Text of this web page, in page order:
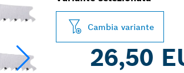
Cambia variante
26,50